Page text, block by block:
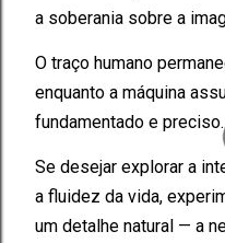
a soberania sobre a
O traço humano
enquanto a máquina
fundamentado e preciso.
Se desejar explorar a
a fluidez da vida,
um detalhe natural — a